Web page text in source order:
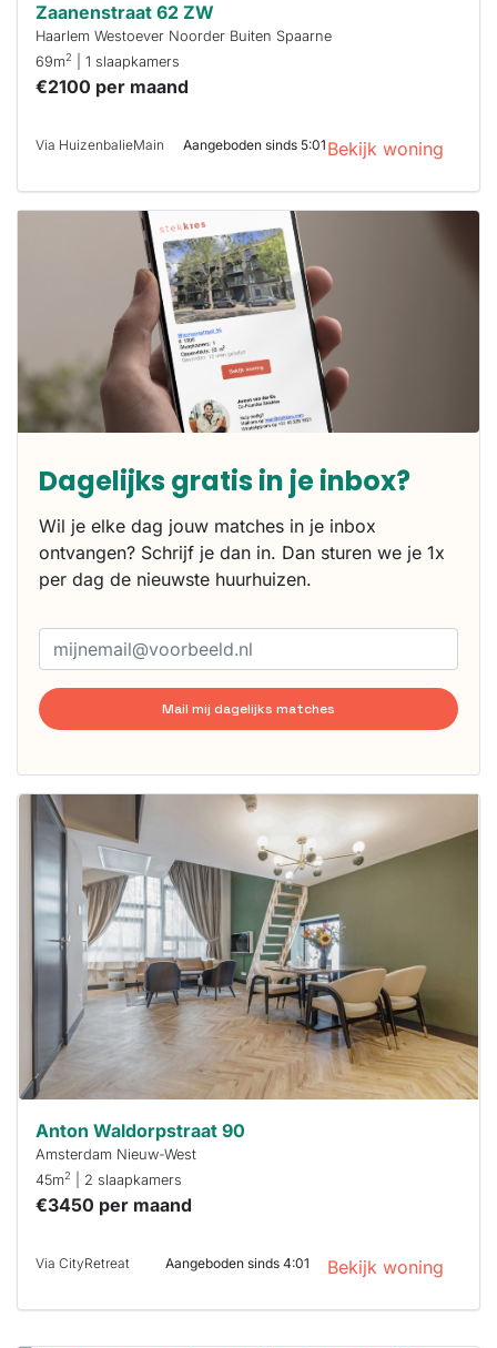
Zaanenstraat 62 ZW
Haarlem Westoever Noorder Buiten Spaarne
69m2 | 1 slaapkamers
€2100 per maand
Via HuizenbalieMain Aangeboden sinds 5:01 Bekijk woning
Dagelijks gratis in je inbox?
Wil je elke dag jouw matches in je inbox
ontvangen? Schrijf je dan in. Dan sturen we je 1x
per dag de nieuwste huurhuizen.
Mail mij dagelijks matches
Deze woning
waarschijnlijk
al verhuurd
Om kans te
maken moet je
binnen 15
minuten
reageren.
Stekkies helpt
je hierbij!
Anton Waldorpstraat 90
Amsterdam Nieuw-West
45m2 | 2 slaapkamers
€3450 per maand
Via CityRetreat Aangeboden sinds 4:01 Bekijk woning